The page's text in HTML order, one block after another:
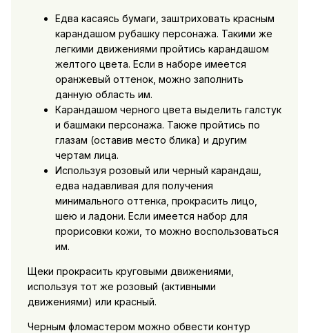
Едва касаясь бумаги, заштриховать красным
карандашом рубашку персонажа. Такими же
легкими движениями пройтись карандашом
желтого цвета. Если в наборе имеется
оранжевый оттенок, можно заполнить
данную область им.
Карандашом черного цвета выделить галстук
и башмаки персонажа. Также пройтись по
глазам (оставив место блика) и другим
чертам лица.
Используя розовый или черный карандаш,
едва надавливая для получения
минимального оттенка, прокрасить лицо,
шею и ладони. Если имеется набор для
прорисовки кожи, то можно воспользоваться
им.
Щеки прокрасить круговыми движениями,
используя тот же розовый (активными
движениями) или красный.
Черным фломастером можно обвести контур